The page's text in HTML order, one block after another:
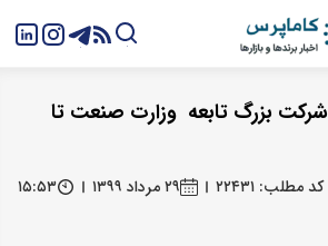
عرضه اولیه سهام 7 شرکت بزرگ تابعه وزارت صنعت تا
کد مطلب: ۲۲۴۳۱ ۲۹ مرداد ۱۳۹۹
۱۵:۵۳